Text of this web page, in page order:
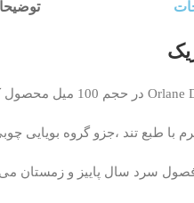
سرد سال پاییز و زمستان